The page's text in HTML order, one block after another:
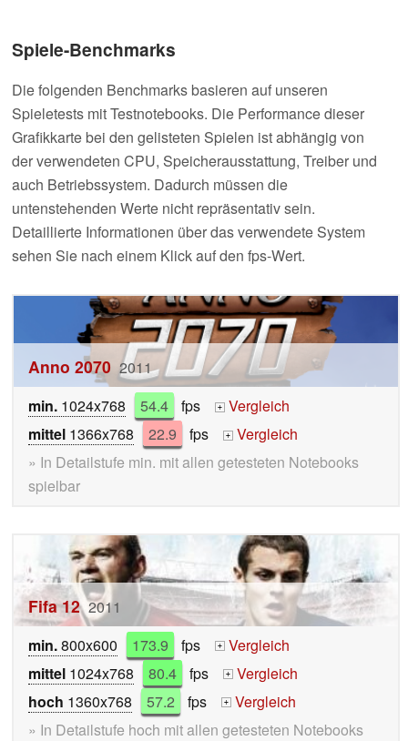
Spiele-Benchmarks
Die folgenden Benchmarks basieren auf unseren
Spieletests mit Testnotebooks. Die Performance dieser
Grafikkarte bei den gelisteten Spielen ist abhängig von
der verwendeten CPU, Speicherausstattung, Treiber und
auch Betriebssystem. Dadurch müssen die
untenstehenden Werte nicht repräsentativ sein.
Detaillierte Informationen über das verwendete System
sehen Sie nach einem Klick auf den fps-Wert.
Anno 2070 2011
min. 1024x768 54.4 fps +
Vergleich
mittel 1366x768 22.9 fps +
Vergleich
» In Detailstufe min. mit allen getesteten Notebooks
spielbar
Fifa 12 2011
min.800x600 173.9 fps +
Vergleich
mittel 1024x768 80.4 fps +
Vergleich
hoch 1360x768 57.2 fps +
Vergleich
» In Detailstufe hoch mit allen getesteten Notebooks